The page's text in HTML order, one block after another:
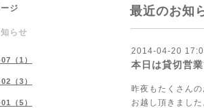
最近のお知
2014-04-20
本日は貸切営業
昨夜もたくさん
お越し頂きました
ジ
らせ
（1）
（3）
（5）